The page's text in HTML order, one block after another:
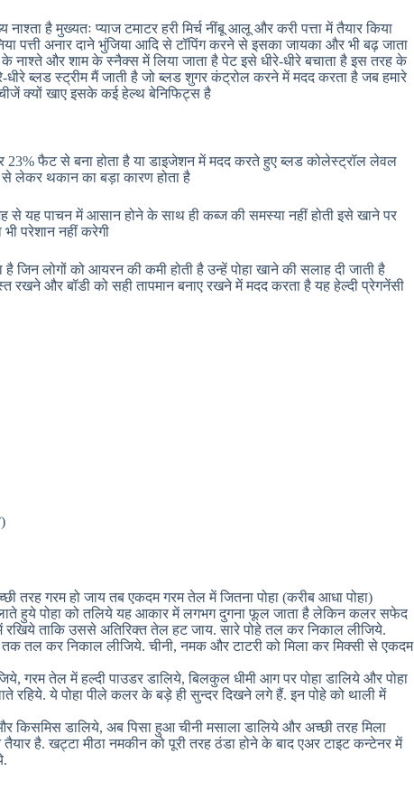
नाश्ता है मुख्यतः प्याज टमाटर हरी मिर्च नींबू आलू और करी पत्ता में तैयार किया
पत्ती अनार दाने भुंजिया आदि से टॉपिंग करने से इसका जायका और भी बढ़ जाता
और शाम के स्नैक्स में लिया जाता है पेट इसे धीरे-धीरे बचाता है इस तरह के
ब्लड स्ट्रीम मैं जाती है जो ब्लड शुगर कंट्रोल करने में मदद करता है जब हमारे
चीजें क्यों खाए इसके कई हेल्थ बेनिफिट्स है
23% फैट से बना होता है या डाइजेशन में मदद करते हुए ब्लड कोलेस्ट्रॉल लेवल
से लेकर थकान का बड़ा कारण होता है
से यह पाचन में आसान होने के साथ ही कब्ज की समस्या नहीं होती इसे खाने पर
परेशान नहीं करेगी
जिन लोगों को आयरन की कमी होती है उन्हें पोहा खाने की सलाह दी जाती है
रखने और बॉडी को सही तापमान बनाए रखने में मदद करता है यह हेल्दी प्रेगनेंसी
गरम हो जाय तब एकदम गरम तेल में जितना पोहा (करीब आधा पोहा)
हुये पोहा को तलिये यह आकार में लगभग दुगना फूल जाता है लेकिन कलर सफेद
रखिये ताकि उससे अतिरिक्त तेल हट जाय. सारे पोहे तल कर निकाल लीजिये.
तल कर निकाल लीजिये. चीनी, नमक और टाटरी को मिला कर मिक्सी से एकदम
गरम तेल में हल्दी पाउडर डालिये, बिलकुल धीमी आग पर पोहा डालिये और पोहा
रहिये. ये पोहा पीले कलर के बड़े ही सुन्दर दिखने लगे हैं. इन पोहे को थाली में
डालिये, अब पिसा हुआ चीनी मसाला डालिये और अच्छी तरह मिला
है. खट्टा मीठा नमकीन को पूरी तरह ठंडा होने के बाद एअर टाइट कन्टेनर में